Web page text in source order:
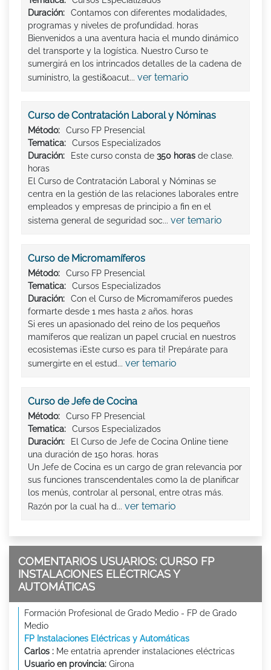
Duración:
Contamos con diferentes modalidades,
programas y niveles de profundidad. horas
Bienvenidos a una aventura hacia el mundo dinámico
del transporte y la logística. Nuestro Curso te
sumergirá en los intrincados detalles de la cadena de
suministro, la gesti&oacut... ver temario
Curso de Contratación Laboral y Nóminas
Método:
Curso FP Presencial
Tematica:
Cursos Especializados
Duración:
Este curso consta de 350 horas de clase.
horas
El Curso de Contratación Laboral y Nóminas se
centra en la gestión de las relaciones laborales entre
empleados y empresas de principio a fin en el
sistema general de seguridad soc... ver temario
Curso de Micromamíferos
Método:
Curso FP Presencial
Tematica:
Cursos Especializados
Duración:
Con el Curso de Micromamíferos puedes
formarte desde 1 mes hasta 2 años. horas
Si eres un apasionado del reino de los pequeños
mamíferos que realizan un papel crucial en nuestros
ecosistemas ¡Este curso es para ti! Prepárate para
sumergirte en el estud... ver temario
Curso de Jefe de Cocina
Método:
Curso FP Presencial
Tematica:
Cursos Especializados
Duración:
El Curso de Jefe de Cocina Online tiene
una duración de 150 horas. horas
Un Jefe de Cocina es un cargo de gran relevancia por
sus funciones transcendentales como la de planificar
los menús, controlar al personal, entre otras más.
Razón por la cual ha d... ver temario
COMENTARIOS USUARIOS: CURSO FP
INSTALACIONES ELÉCTRICAS Y
AUTOMÁTICAS
Formación Profesional de Grado Medio - FP de Grado
Medio
FP Instalaciones Eléctricas y Automáticas
Carlos : Me entatria aprender instalaciones eléctricas
Usuario en provincia: Girona